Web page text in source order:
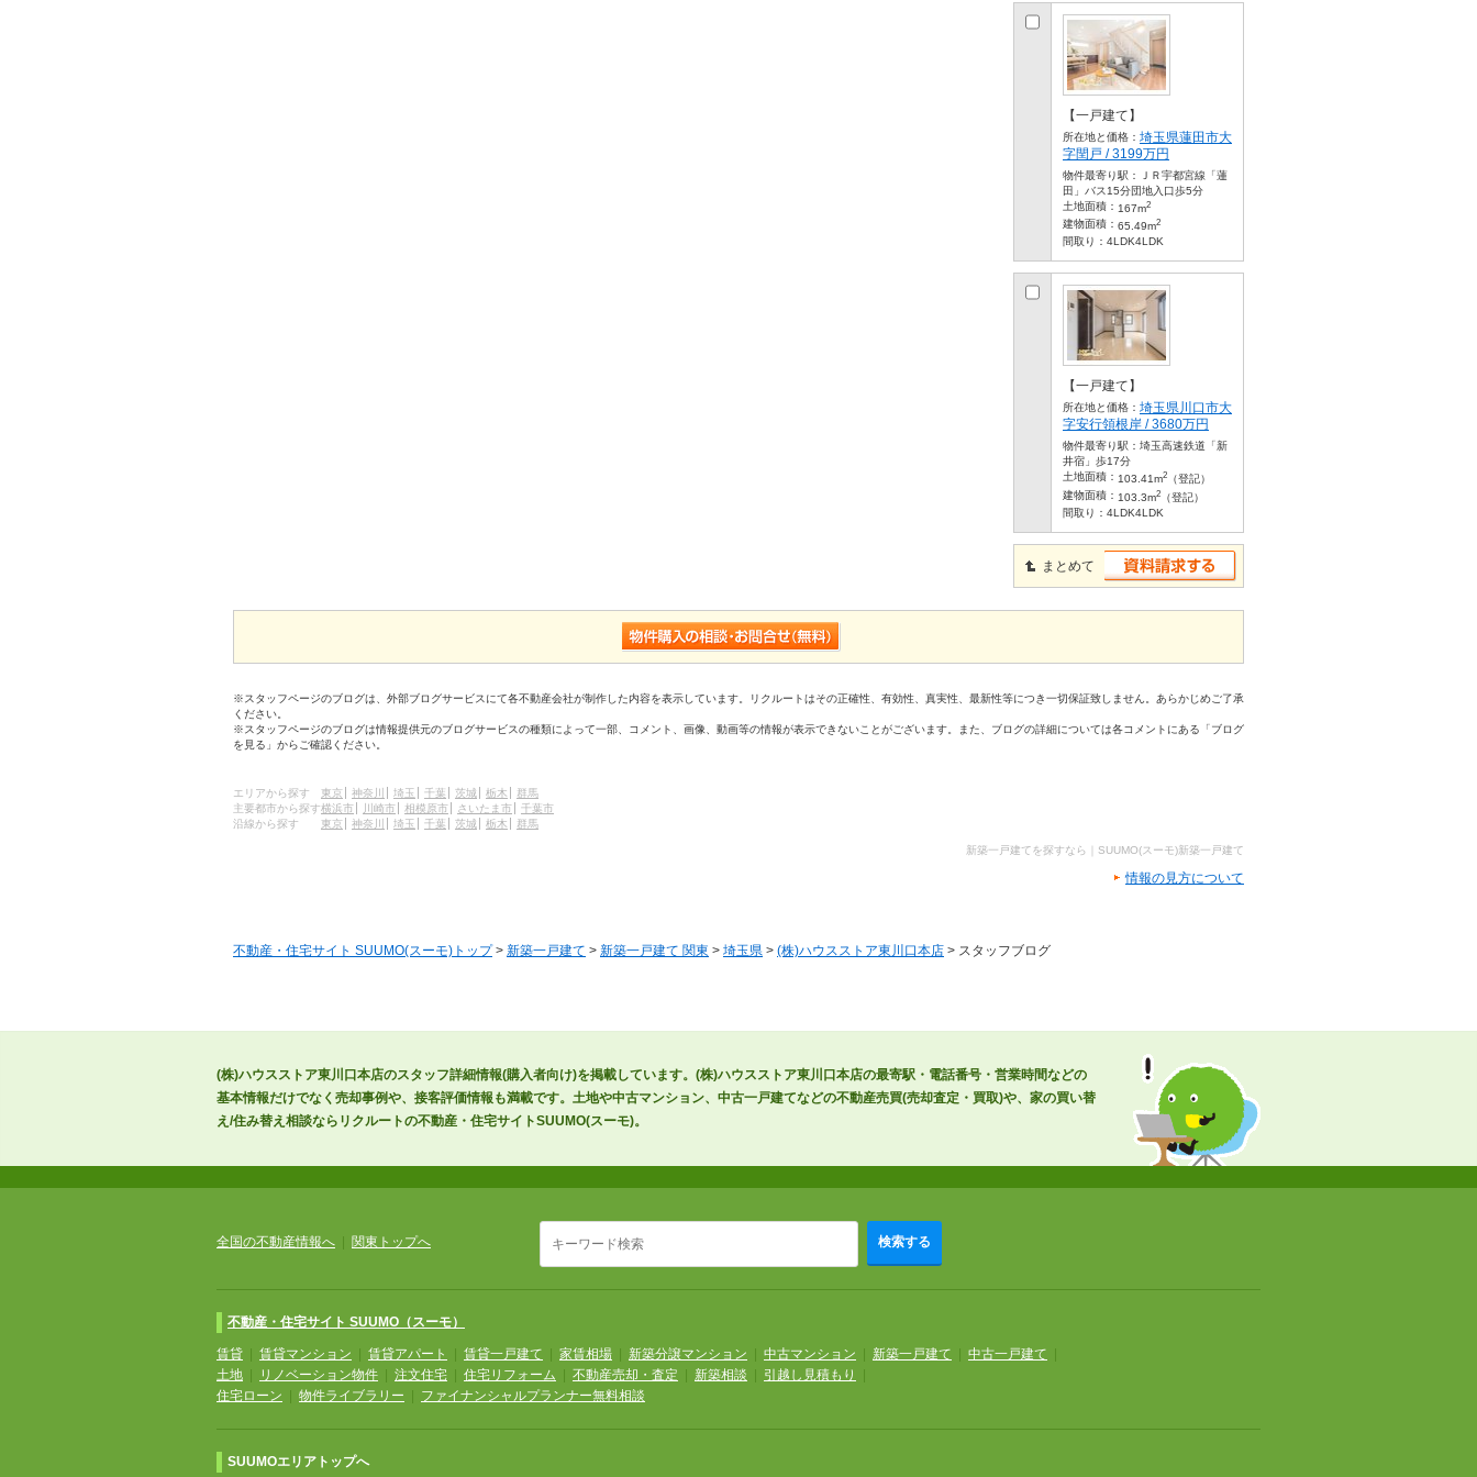
【一戸建て】
所在地と価格： 埼玉県蓮田市大
字閏戸 / 3199万円
物件最寄り駅：
ＪＲ宇都宮線「蓮
田」バス15分団地入口歩5分
土地面積： 167m2
建物面積： 65.49m2
間取り： 4LDK4LDK
【一戸建て】
所在地と価格： 埼玉県川口市大
字安行領根岸 / 3680万円
物件最寄り駅： 埼玉高速鉄道「新
井宿」歩17分
土地面積： 103.41m2 （登記）
建物面積： 103.3m2 （登記）
間取り： 4LDK4LDK
まとめて
※スタッフページのブログは、外部ブログサービスにて各不動産会社が制作した内容を表示しています。リクルートはその正確性、有効性、真実性、最新性等につき一切保証致しません。あらかじめご了承
ください。
※スタッフページのブログは情報提供元のブログサービスの種類によって一部、コメント、画像、動画等の情報が表示できないことがございます。また、ブログの詳細については各コメントにある「ブログ
を見る」からご確認ください。
エリアから探す 東京 神奈川 埼玉 千葉 茨城 栃木
群馬
主要都市から探す横浜市 川崎市 相模原市 さいたま市
千葉市
沿線から探す
東京 神奈川 埼玉 千葉 茨城 栃木 群馬
新築一戸建てを探すなら｜SUUMO(スーモ)新築一戸建て
情報の見方について
不動産・住宅サイト SUUMO(スーモ)トップ> 新築一戸建て > 新築一戸建て 関東 > 埼玉県 > (株)ハウスストア東川口本店 > スタッフブログ
(株)ハウスストア東川口本店のスタッフ詳細情報(購入者向け)を掲載しています。(株)ハウスストア東川口本店の最寄駅・電話番号・営業時間などの
基本情報だけでなく売却事例や、接客評価情報も満載です。土地や中古マンション、中古一戸建てなどの不動産売買(売却査定・買取)や、家の買い替
え/住み替え相談ならリクルートの不動産・住宅サイトSUUMO(スーモ)。
全国の不動産情報へ 関東トップへ 検索する
不動産・住宅サイト SUUMO（スーモ）
賃貸 賃貸マンション 賃貸アパート 賃貸一戸建て 家賃相場 新築分譲マンション 中古マンション 新築一戸建て 中古一戸建て
土地
リノベーション物件 注文住宅 住宅リフォーム 不動産売却・査定 新築相談 引越し見積もり
住宅ローン
物件ライブラリー ファイナンシャルプランナー無料相談
SUUMOエリアトップへ